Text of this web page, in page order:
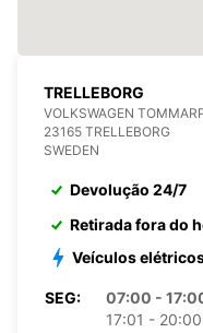
TRELLEBORG
VOLKSWAGEN
23165 TRELLEBORG
SWEDEN
Devolução 24/7
Retirada fora do
Veículos
SEG:
07:00 -
17:01 -